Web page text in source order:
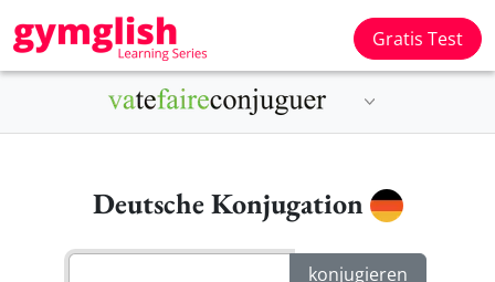
Gratis Test
Deutsche Konjugation